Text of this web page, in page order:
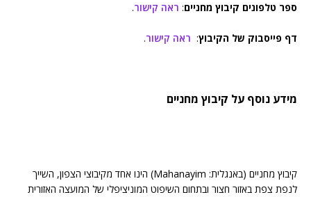
ספר טלפונים קיבוץ מחניים: ראה קישור.
דף פייסבוק של הקיבוץ: ראה קישור.
מידע נוסף על קיבוץ מחניים
קיבוץ מחניים (באנגלית: Mahanayim) הינו אחד מקיבוצי הצפון, השייך
לנפת צפת באזור חצור ובתחום השיפוט המוניציפלי של המועצה האזורית